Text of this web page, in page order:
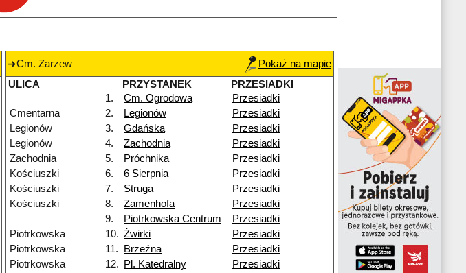
Cm. Zarzew
Pokaż na mapie
ULICA
PRZYSTANEK
PRZESIADKI
1.
Cm. Ogrodowa
Przesiadki
Cmentarna
2. Legionów
Przesiadki
Legionów
3. Gdańska
Przesiadki
Legionów
4. Zachodnia
Przesiadki
Zachodnia
5. Próchnika
Przesiadki
Kościuszki
6. 6 Sierpnia
Przesiadki
Kościuszki
7. Struga
Przesiadki
Kościuszki
8. Zamenhofa
Przesiadki
9.
Piotrkowska Centrum
Przesiadki
Piotrkowska
10. Żwirki
Przesiadki
Piotrkowska
11. Brzeźna
Przesiadki
Piotrkowska
12. Pl. Katedralny Przesiadki